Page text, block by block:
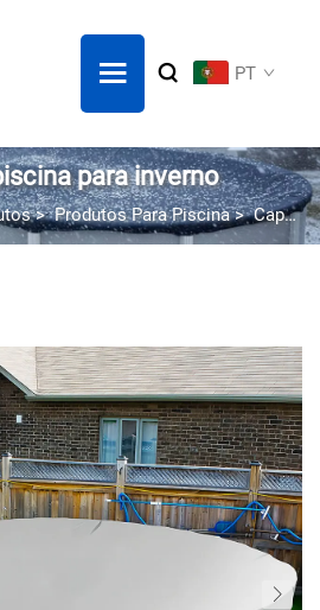
PT
para inverno
>Produtos Para Piscina>Capa de piscina para inverno